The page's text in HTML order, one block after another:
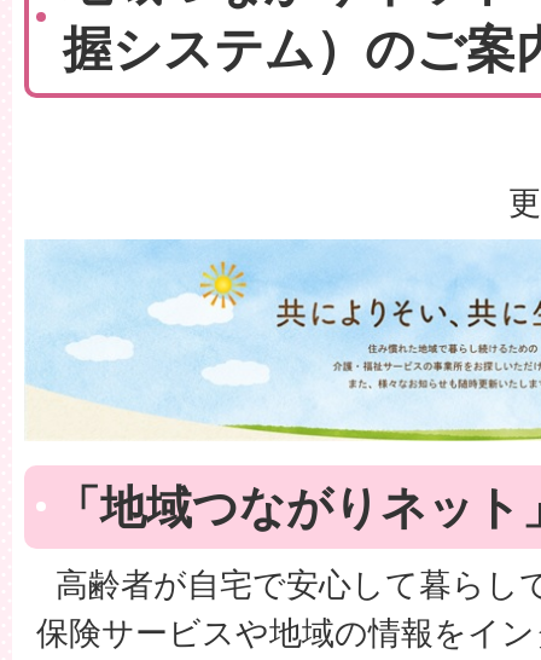
握システム）のご案
「地域つながりネット
高齢者が自宅で安心して暮らし
保険サービスや地域の情報をイ